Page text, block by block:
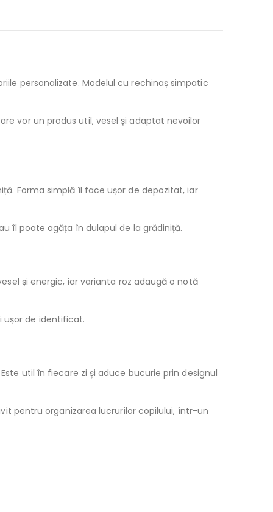
personalizate. Modelul cu rechinaș simpatic
vor un produs util, vesel și adaptat nevoilor
Forma simplă îl face ușor de depozitat, iar
îl poate agăța în dulapul de la grădiniță.
și energic, iar varianta roz adaugă o notă
ușor de identificat.
util în fiecare zi și aduce bucurie prin designul
pentru organizarea lucrurilor copilului, într-un